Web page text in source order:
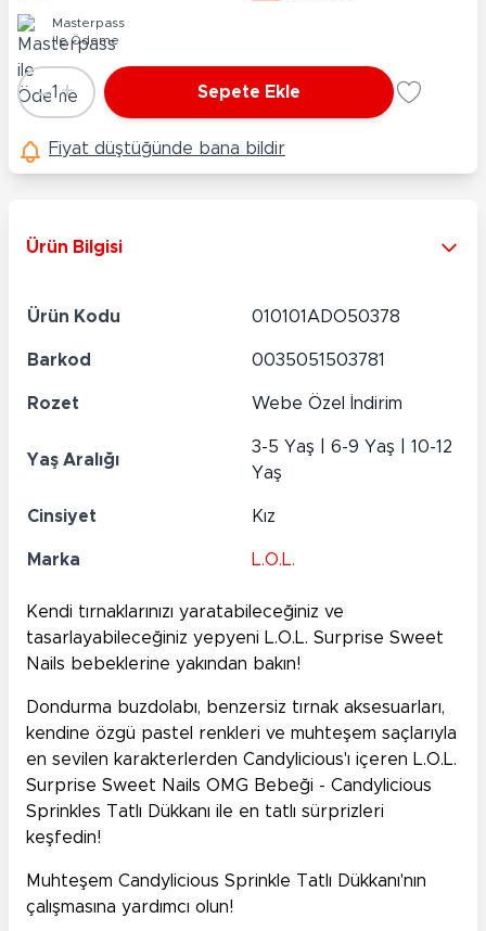
Masterpass
ile Ödeme
Adet
-1 + Sepete Ekle
Fiyat düştüğünde bana bildir
Ürün Bilgisi
Ürün Kodu 010101ADO50378
Barkod 0035051503781
Rozet Webe Özel İndirim
Yaş Aralığı
3-5 Yaş | 6-9 Yaş | 10-12
Yaş
Cinsiyet Kız
Marka L.O.L.
Kendi tırnaklarınızı yaratabileceğiniz ve
tasarlayabileceğiniz yepyeni L.O.L. Surprise Sweet
Nails bebeklerine yakından bakın!
Dondurma buzdolabı, benzersiz tırnak aksesuarları,
kendine özgü pastel renkleri ve muhteşem saçlarıyla
en sevilen karakterlerden Candylicious'ı içeren L.O.L.
Surprise Sweet Nails OMG Bebeği - Candylicious
Sprinkles Tatlı Dükkanı ile en tatlı sürprizleri
keşfedin!
Muhteşem Candylicious Sprinkle Tatlı Dükkanı'nın
çalışmasına yardımcı olun!